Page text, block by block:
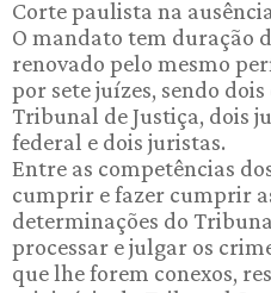
Corte paulista na
O mandato tem duração
renovado pelo mesmo
por sete juízes, sendo
Tribunal de Justiça, dois
federal e dois juristas.
Entre as competências
cumprir e fazer cumprir
determinações do
processar e julgar os
que lhe forem conexos,